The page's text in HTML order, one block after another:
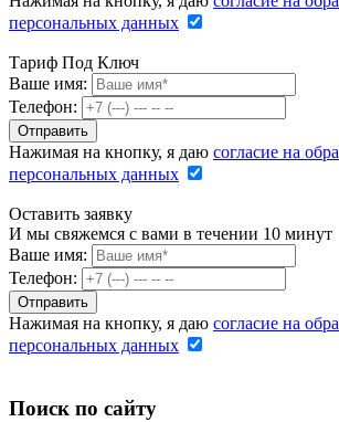
персональных данных
Тариф Под Ключ
Ваше имя:
Телефон:
Нажимая на кнопку, я даю согласие на
персональных данных
Оставить заявку
И мы свяжемся с вами в течении 10 минут
Ваше имя:
Телефон:
Нажимая на кнопку, я даю согласие на
персональных данных
Поиск по сайту